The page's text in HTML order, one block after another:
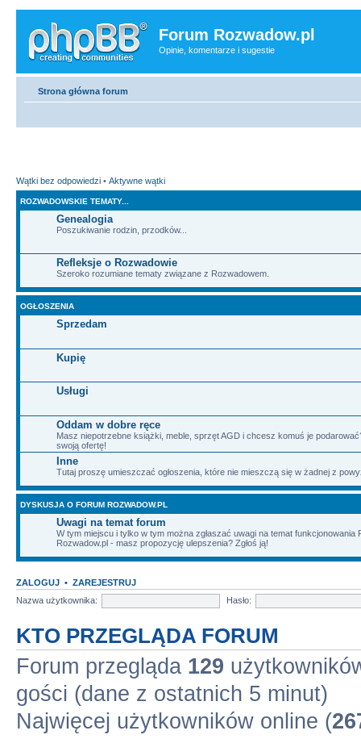
Forum Rozwadow.pl
Opinie, komentarze i sugestie
Strona główna forum
Wątki bez odpowiedzi • Aktywne wątki
ROZWADOWSKIE TEMATY...
Genealogia
Poszukiwanie rodzin, przodków...
Refleksje o Rozwadowie
Szeroko rozumiane tematy związane z Rozwadowem.
OGŁOSZENIA
Sprzedam
Kupię
Usługi
Oddam w dobre ręce
Masz niepotrzebne książki, meble, sprzęt AGD i chcesz komuś je
swoją ofertę!
Inne
Tutaj proszę umieszczać ogłoszenia, które nie mieszczą się w żadnej z
DYSKUSJA O FORUM ROZWADOW.PL
Uwagi na temat forum
W tym miejscu i tylko w tym można zgłaszać uwagi na temat funkcjonowania
Rozwadow.pl - masz propozycję ulepszenia? Zgłoś ją!
ZALOGUJ • ZAREJESTRUJ
Nazwa użytkownika:
Hasło:
KTO PRZEGLĄDA FORUM
Forum przegląda 129
gości (dane z ostatnich 5 minut)
Najwięcej użytkowników online (